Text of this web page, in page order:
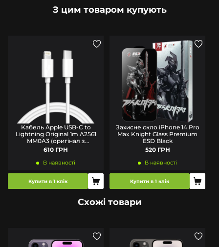
З цим товаром купують
Кабель Apple USB-C to
Lightning Original 1m A2561
MM0A3 (оригінал з
комплекту)
610 ГРН
В наявності
Купити в 1 клік
Захисне скло iPhone 14 Pro
Max Knight Glass Premium
ESD Black
520 ГРН
В наявності
Купити в 1 клік
Схожі товари